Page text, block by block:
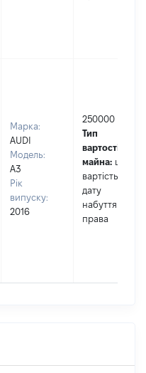
Марка:
AUDI
Модель:
A3
Рік
випуску:
2016
250000
Тип
вартості
майна: це
вартість на
дату
набуття
права